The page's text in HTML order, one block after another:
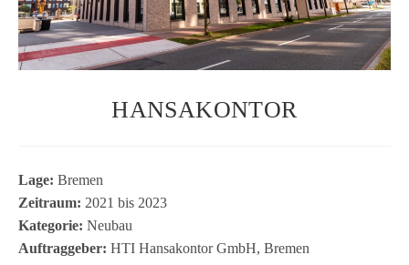
HANSAKONTOR
Lage: Bre­men
Zeit­raum: 2021 bis 2023
Kate­go­rie: Neu­bau
Auf­trag­ge­ber: HTI Han­sa­kon­tor GmbH, Bremen